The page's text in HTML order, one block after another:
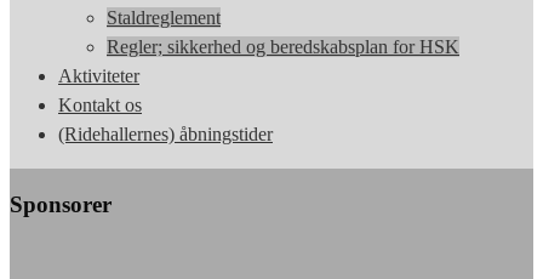
Staldreglement
Regler; sikkerhed og beredskabsplan for HSK
Aktiviteter
Kontakt os
(Ridehallernes) åbningstider
Sponsorer